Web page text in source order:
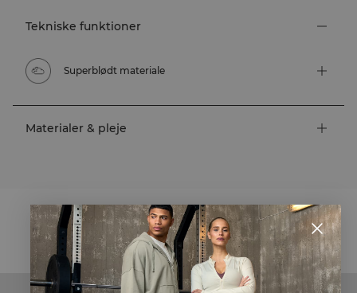
Tekniske funktioner
Superblødt materiale
Materialer & pleje
STYLE WITH